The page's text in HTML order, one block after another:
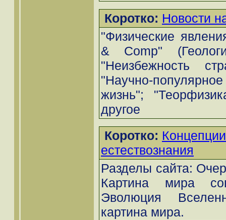
Коротко: Новости
"Физические
& Comp"
"Неизбежность
"Научно-
жизнь";
другое
Коротко:
естествознания
Разделы сайта:
Картина мира
Эволюция
картина мира.